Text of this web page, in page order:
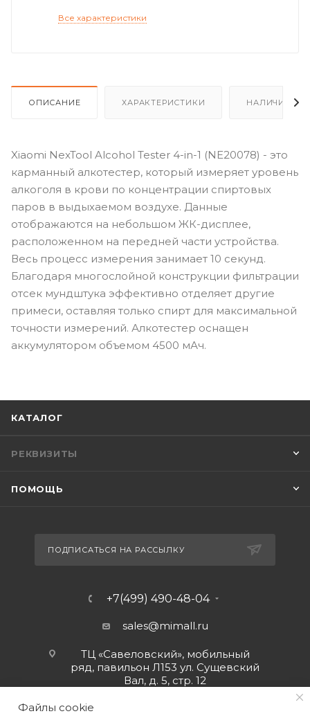
Все характеристики
ОПИСАНИЕ ХАРАКТЕРИСТИКИ НАЛИЧИЕ
Xiaomi NexTool Alcohol Tester 4-in-1 (NE20078) - это
карманный алкотестер, который измеряет уровень
алкоголя в крови по концентрации спиртовых
паров в выдыхаемом воздухе. Данные
отображаются на небольшом ЖК-дисплее,
расположенном на передней части устройства.
Весь процесс измерения занимает 10 секунд.
Благодаря многослойной конструкции фильтрации
отсек мундштука эффективно отделяет другие
примеси, оставляя только спирт для максимальной
точности измерений. Алкотестер оснащен
аккумулятором объемом 4500 мАч.
КАТАЛОГ
РЕКВИЗИТЫ
ПОМОЩЬ
ПОДПИСАТЬСЯ НА РАССЫЛКУ
+7(499) 490-48-04
sales@mimall.ru
ТЦ «Савеловский», мобильный
ряд, павильон Л153 ул. Сущевский
Вал, д. 5, стр. 12
Файлы cookie